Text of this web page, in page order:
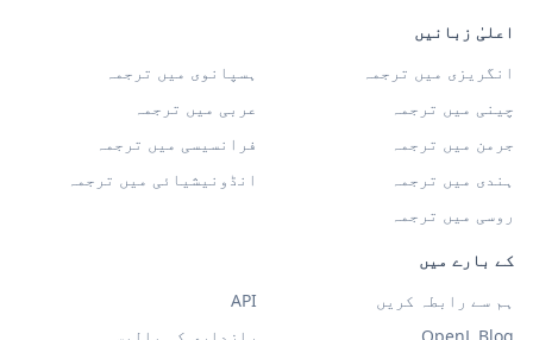
اعلیٰ زبانیں
انگریزی میں ترجمہ
ہسپانوی میں ترجمہ
چینی میں ترجمہ
عربی میں ترجمہ
جرمن میں ترجمہ
فرانسیسی میں ترجمہ
ہندی میں ترجمہ
انڈونیشیائی میں ترجمہ
روسی میں ترجمہ
کے بارے میں
ہم سے رابطہ کریں
API